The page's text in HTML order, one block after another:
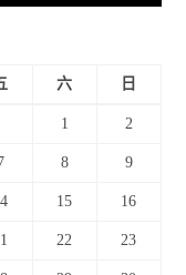
六 日
1 2
8 9
15 16
22 23